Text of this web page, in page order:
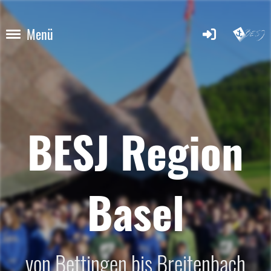
Menü
BESJ Region
Basel
von Bettingen bis Breitenbach